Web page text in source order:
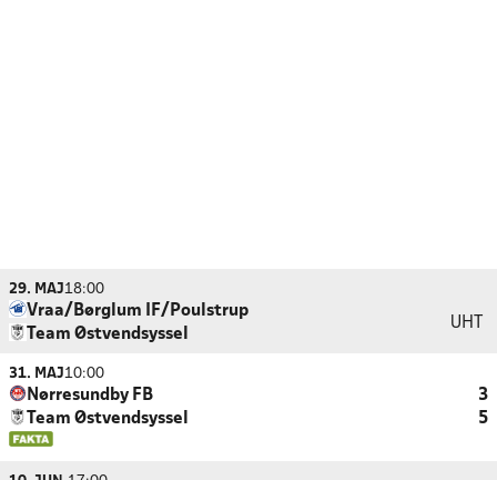
29. MAJ18:00
Vraa/Børglum IF/Poulstrup
Team Østvendsyssel
UHT
31. MAJ10:00
Nørresundby FB
3
Team Østvendsyssel
5